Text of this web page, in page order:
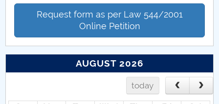
Request form as per Law 544/2001
Online Petition
AUGUST 2026
today